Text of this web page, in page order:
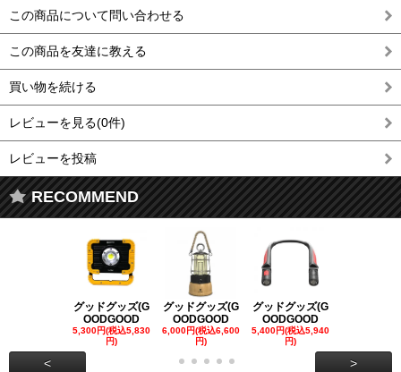
この商品について問い合わせる
この商品を友達に教える
買い物を続ける
レビューを見る(0件)
レビューを投稿
RECOMMEND
グッドグッズ(G
OODGOOD
5,300円(税込5,830
円)
グッドグッズ(G
OODGOOD
6,000円(税込6,600
円)
グッドグッズ(G
OODGOOD
5,400円(税込5,940
円)
< >